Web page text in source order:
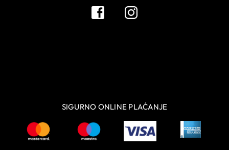
SIGURNO ONLINE PLAĆANJE